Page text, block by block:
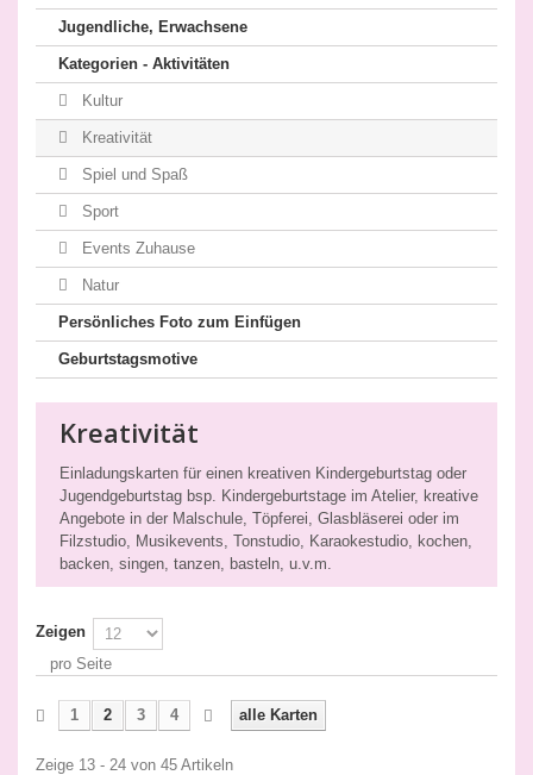
Jugendliche, Erwachsene
Kategorien - Aktivitäten
Kultur
Kreativität
Spiel und Spaß
Sport
Events Zuhause
Natur
Persönliches Foto zum Einfügen
Geburtstagsmotive
Kreativität
Einladungskarten für einen kreativen Kindergeburtstag oder
Jugendgeburtstag bsp. Kindergeburtstage im Atelier, kreative
Angebote in der Malschule, Töpferei, Glasbläserei oder im
Filzstudio, Musikevents, Tonstudio, Karaokestudio, kochen,
backen, singen, tanzen, basteln, u.v.m.
Zeigen
pro Seite
alle Karten
1 2 3 4
Zeige 13 - 24 von 45 Artikeln